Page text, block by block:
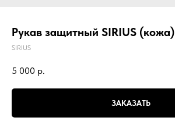
Рукав защитный SIRIUS (кожа)
SIRIUS
5 000 р.
ЗАКАЗАТЬ